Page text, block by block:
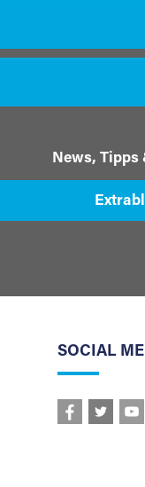
News, Tipps
SOCIAL